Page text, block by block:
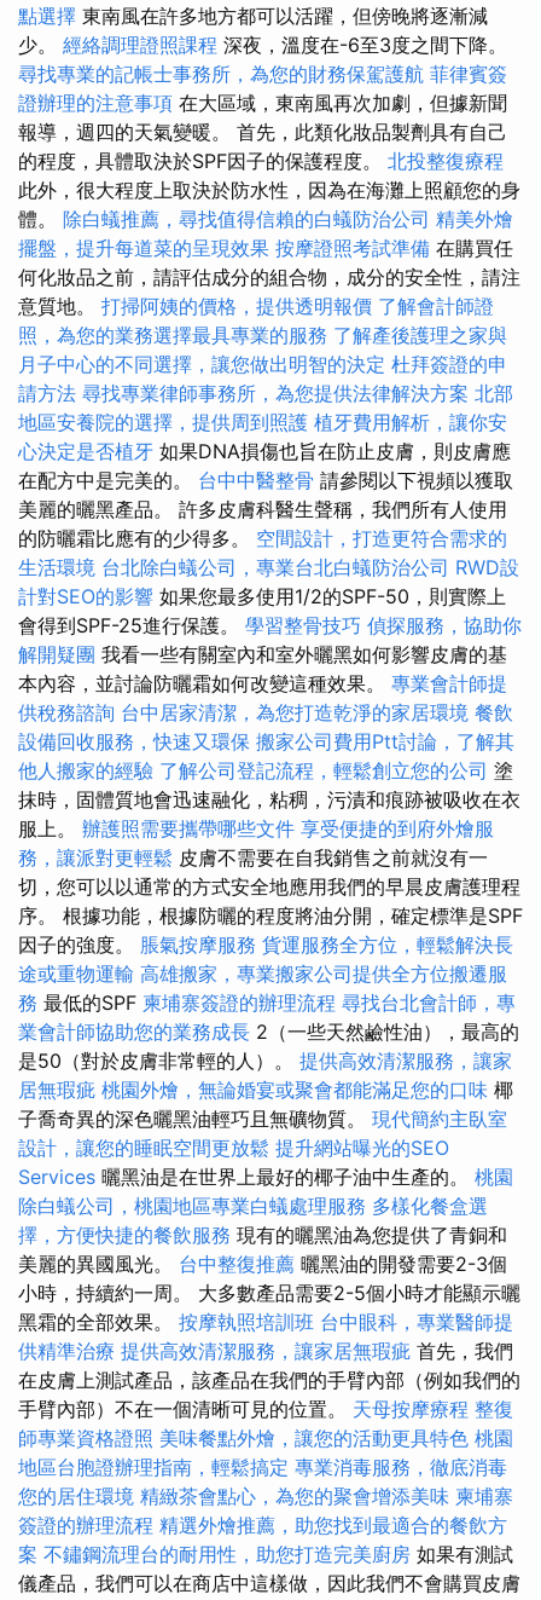
點選擇 東南風在許多地方都可以活躍，但傍晚將逐漸減
少。 經絡調理證照課程 深夜，溫度在-6至3度之間下降。
尋找專業的記帳士事務所，為您的財務保駕護航 菲律賓簽
證辦理的注意事項 在大區域，東南風再次加劇，但據新聞
報導，週四的天氣變暖。 首先，此類化妝品製劑具有自己
的程度，具體取決於SPF因子的保護程度。 北投整復療程
此外，很大程度上取決於防水性，因為在海灘上照顧您的身
體。 除白蟻推薦，尋找值得信賴的白蟻防治公司 精美外燴
擺盤，提升每道菜的呈現效果 按摩證照考試準備 在購買任
何化妝品之前，請評估成分的組合物，成分的安全性，請注
意質地。 打掃阿姨的價格，提供透明報價 了解會計師證
照，為您的業務選擇最具專業的服務 了解產後護理之家與
月子中心的不同選擇，讓您做出明智的決定 杜拜簽證的申
請方法 尋找專業律師事務所，為您提供法律解決方案 北部
地區安養院的選擇，提供周到照護 植牙費用解析，讓你安
心決定是否植牙 如果DNA損傷也旨在防止皮膚，則皮膚應
在配方中是完美的。 台中中醫整骨 請參閱以下視頻以獲取
美麗的曬黑產品。 許多皮膚科醫生聲稱，我們所有人使用
的防曬霜比應有的少得多。 空間設計，打造更符合需求的
生活環境 台北除白蟻公司，專業台北白蟻防治公司 RWD設
計對SEO的影響 如果您最多使用1/2的SPF-50，則實際上
會得到SPF-25進行保護。 學習整骨技巧 偵探服務，協助你
解開疑團 我看一些有關室內和室外曬黑如何影響皮膚的基
本內容，並討論防曬霜如何改變這種效果。 專業會計師提
供稅務諮詢 台中居家清潔，為您打造乾淨的家居環境 餐飲
設備回收服務，快速又環保 搬家公司費用Ptt討論，了解其
他人搬家的經驗 了解公司登記流程，輕鬆創立您的公司 塗
抹時，固體質地會迅速融化，粘稠，污漬和痕跡被吸收在衣
服上。 辦護照需要攜帶哪些文件 享受便捷的到府外燴服
務，讓派對更輕鬆 皮膚不需要在自我銷售之前就沒有一
切，您可以以通常的方式安全地應用我們的早晨皮膚護理程
序。 根據功能，根據防曬的程度將油分開，確定標準是SPF
因子的強度。 脹氣按摩服務 貨運服務全方位，輕鬆解決長
途或重物運輸 高雄搬家，專業搬家公司提供全方位搬遷服
務 最低的SPF 柬埔寨簽證的辦理流程 尋找台北會計師，專
業會計師協助您的業務成長 2（一些天然鹼性油），最高的
是50（對於皮膚非常輕的人）。 提供高效清潔服務，讓家
居無瑕疵 桃園外燴，無論婚宴或聚會都能滿足您的口味 椰
子喬奇異的深色曬黑油輕巧且無礦物質。 現代簡約主臥室
設計，讓您的睡眠空間更放鬆 提升網站曝光的SEO
Services 曬黑油是在世界上最好的椰子油中生產的。 桃園
除白蟻公司，桃園地區專業白蟻處理服務 多樣化餐盒選
擇，方便快捷的餐飲服務 現有的曬黑油為您提供了青銅和
美麗的異國風光。 台中整復推薦 曬黑油的開發需要2-3個
小時，持續約一周。 大多數產品需要2-5個小時才能顯示曬
黑霜的全部效果。 按摩執照培訓班 台中眼科，專業醫師提
供精準治療 提供高效清潔服務，讓家居無瑕疵 首先，我們
在皮膚上測試產品，該產品在我們的手臂內部（例如我們的
手臂內部）不在一個清晰可見的位置。 天母按摩療程 整復
師專業資格證照 美味餐點外燴，讓您的活動更具特色 桃園
地區台胞證辦理指南，輕鬆搞定 專業消毒服務，徹底消毒
您的居住環境 精緻茶會點心，為您的聚會增添美味 柬埔寨
簽證的辦理流程 精選外燴推薦，助您找到最適合的餐飲方
案 不鏽鋼流理台的耐用性，助您打造完美廚房 如果有測試
儀產品，我們可以在商店中這樣做，因此我們不會購買皮膚